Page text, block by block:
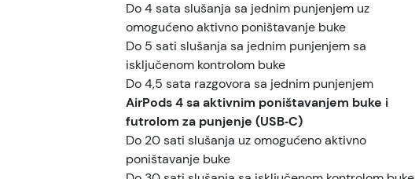
Do 4 sata slušanja sa jednim punjenjem uz
omogućeno aktivno poništavanje buke
Do 5 sati slušanja sa jednim punjenjem sa
isključenom kontrolom buke
Do 4,5 sata razgovora sa jednim punjenjem
AirPods 4 sa aktivnim poništavanjem buke i
futrolom za punjenje (USB‑C)
Do 20 sati slušanja uz omogućeno aktivno
poništavanje buke